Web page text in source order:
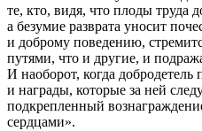
те, кто, видя, что плоды труда
а безумие разврата уносит
и доброму поведению,
путями, что и другие, и
И наоборот, когда
и награды, которые за ней
подкрепленный
сердцами».